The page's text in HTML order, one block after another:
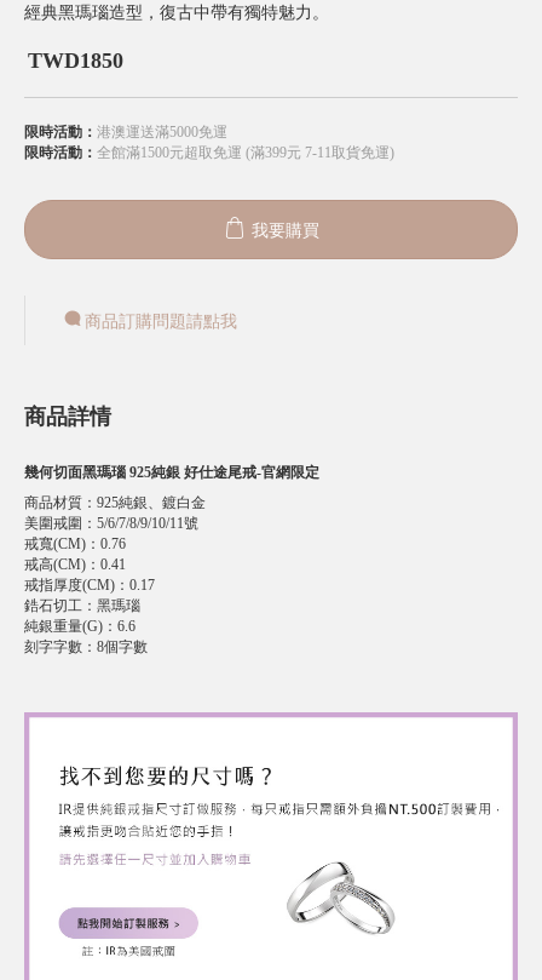
經典黑瑪瑙造型，復古中帶有獨特魅力。
TWD1850
限時活動： 港澳運送滿5000免運
限時活動： 全館滿1500元超取免運 (滿399元 7-11取貨免運)
我要購買
商品訂購問題請點我
商品詳情
幾何切面黑瑪瑙 925純銀 好仕途尾戒-官網限定
商品材質 ： 925純銀、鍍白金
美圍戒圍 ： 5/6/7/8/9/10/11號
戒寬(CM) ： 0.76
戒高(CM) ： 0.41
戒指厚度(CM) ： 0.17
鋯石切工 ： 黑瑪瑙
純銀重量(G) ： 6.6
刻字字數 ： 8個字數